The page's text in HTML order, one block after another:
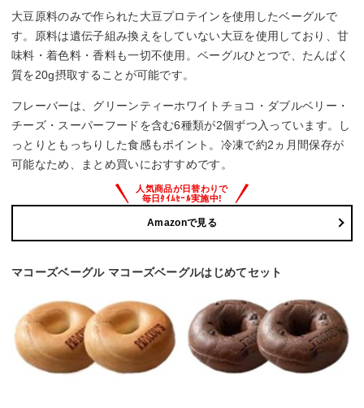
大豆原料のみで作られた大豆プロテインを使用したベーグルで
す。原料は遺伝子組み換えをしていない大豆を使用しており、甘
味料・着色料・香料も一切不使用。ベーグルひとつで、たんぱく
質を20g摂取することが可能です。
フレーバーは、グリーンティーホワイトチョコ・ダブルベリー・
チーズ・スーパーフードを含む6種類が2個ずつ入っています。し
っとりともっちりした食感もポイント。冷凍で約2ヵ月間保存が
可能なため、まとめ買いにおすすめです。
Amazonで見る
マコーズベーグル マコーズベーグルはじめてセット